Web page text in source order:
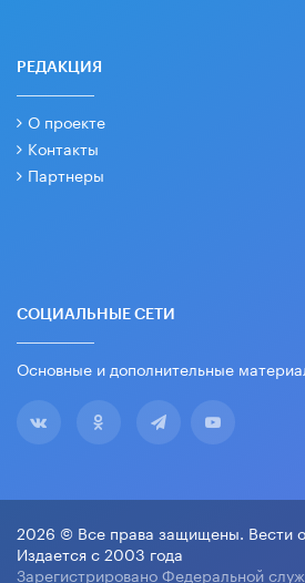
РЕДАКЦИЯ
О проекте
Контакты
Партнеры
СОЦИАЛЬНЫЕ СЕТИ
Основные и дополнительные
2026 © Все права защищены. Вести
Издается с 2003 года
Зарегистрировано Федеральной